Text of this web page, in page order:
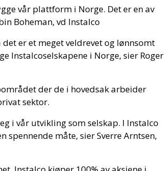
vår plattform i Norge. Det er en av
Boheman, vd Instalco
er et meget veldrevet og lønnsomt
Instalcoselskapene i Norge, sier Roger
der de i hovedsak arbeider
sektor.
i vår utvikling som selskap. I Instalco
spennende måte, sier Sverre Arntsen,